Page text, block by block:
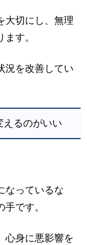
大切にし、無理
す。
況を改善してい
えるのがいい
なっているな
です。
心身に悪影響を